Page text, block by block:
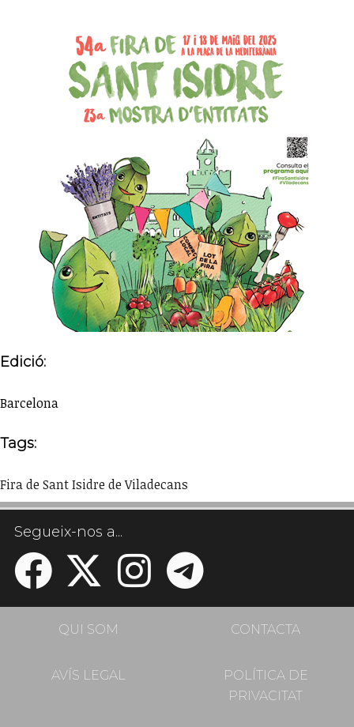
Edició:
Barcelona
Tags:
Fira de Sant Isidre de Viladecans
Segueix-nos a...
QUI SOM CONTACTA
AVÍS LEGAL
POLÍTICA DE
PRIVACITAT